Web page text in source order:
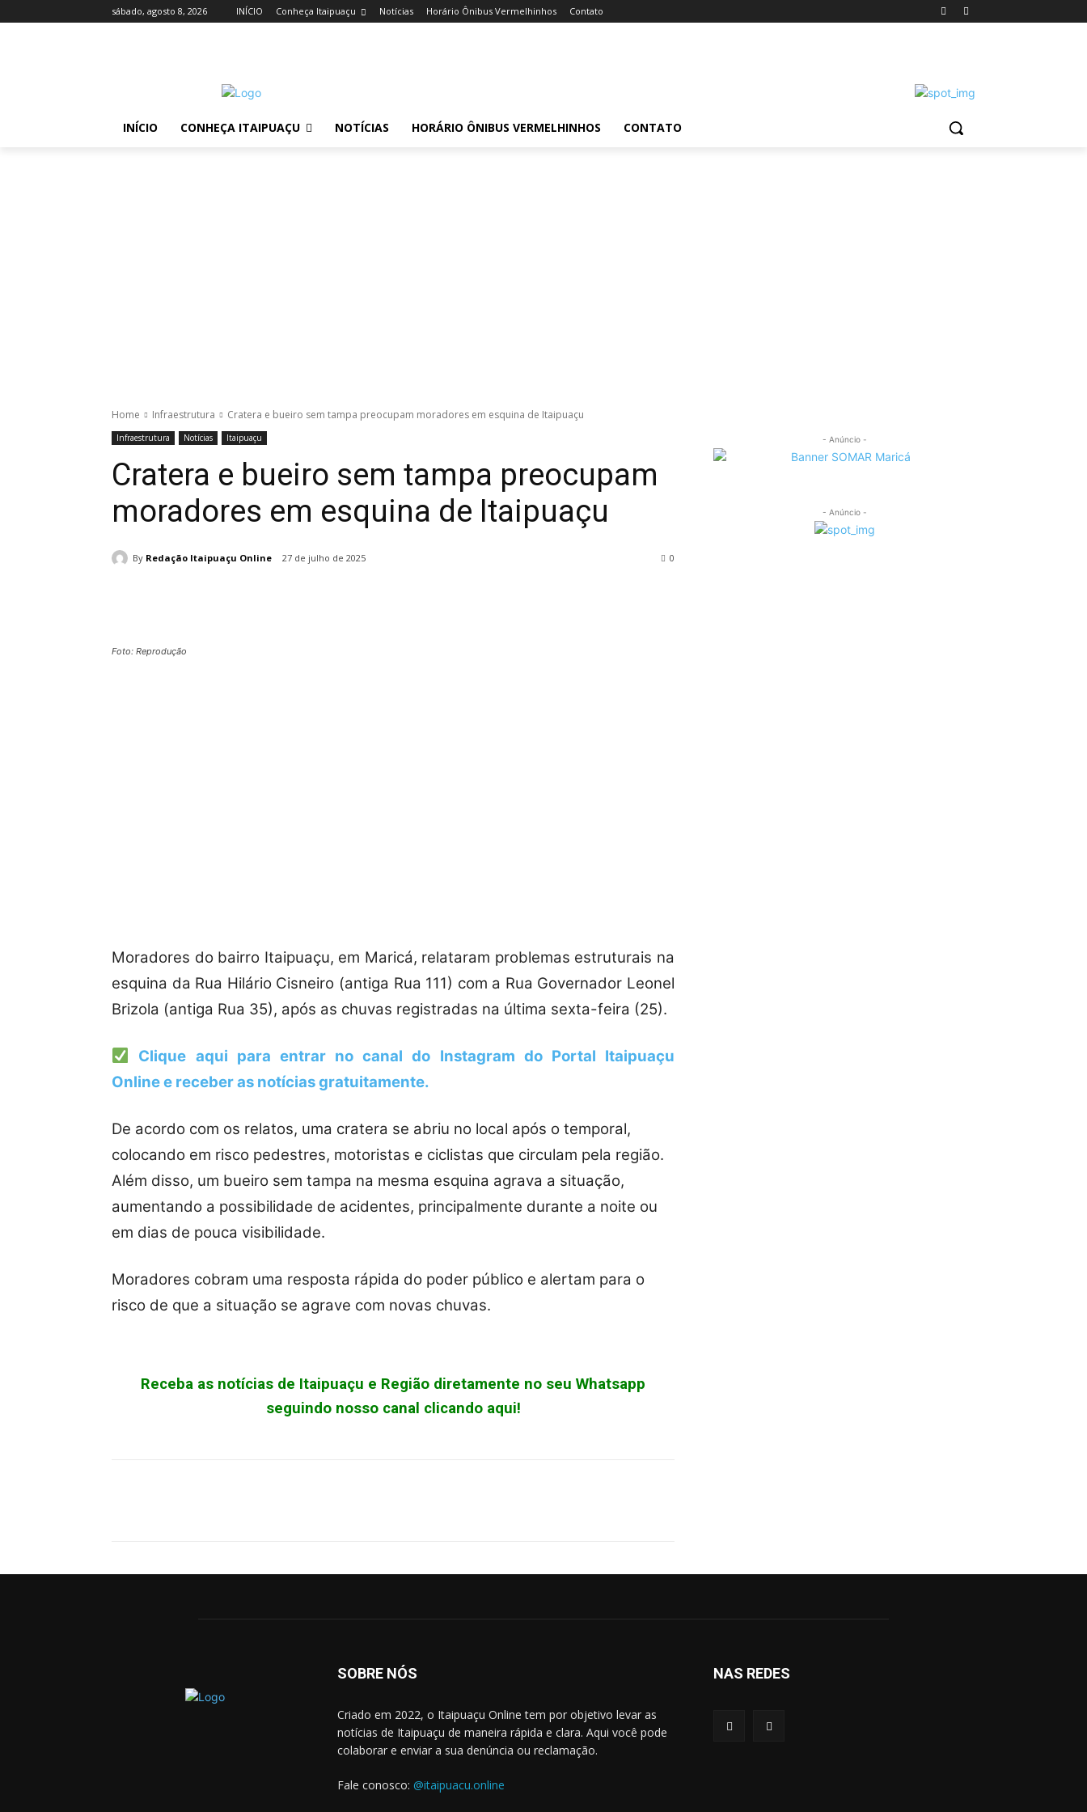
sábado, agosto 8, 2026 INÍCIO Conheça Itaipuaçu Notícias Horário Ônibus Vermelhinhos Contato
INÍCIO CONHEÇA ITAIPUAÇU NOTÍCIAS HORÁRIO ÔNIBUS VERMELHINHOS CONTATO
Home Infraestrutura Cratera e bueiro sem tampa preocupam moradores em esquina de Itaipuaçu
Infraestrutura Notícias Itaipuaçu
Cratera e bueiro sem tampa preocupam
moradores em esquina de Itaipuaçu
By Redação Itaipuaçu Online 27 de julho de 2025 0
Foto: Reprodução
Moradores do bairro Itaipuaçu, em Maricá, relataram problemas estruturais na
esquina da Rua Hilário Cisneiro (antiga Rua 111) com a Rua Governador Leonel
Brizola (antiga Rua 35), após as chuvas registradas na última sexta-feira (25).
Clique aqui para entrar no canal do Instagram do Portal Itaipuaçu
Onlinee receber as notícias gratuitamente.
De acordo com os relatos, uma cratera se abriu no local após o temporal,
colocando em risco pedestres, motoristas e ciclistas que circulam pela região.
Além disso, um bueiro sem tampa na mesma esquina agrava a situação,
aumentando a possibilidade de acidentes, principalmente durante a noite ou
em dias de pouca visibilidade.
Moradores cobram uma resposta rápida do poder público e alertam para o
risco de que a situação se agrave com novas chuvas.
Receba as notícias de Itaipuaçu e Região diretamente no seu Whatsapp
seguindo nosso canal clicando aqui!
- Anúncio -
- Anúncio -
SOBRE NÓS
Criado em 2022, o Itaipuaçu Online tem por objetivo levar as
notícias de Itaipuaçu de maneira rápida e clara. Aqui você pode
colaborar e enviar a sua denúncia ou reclamação.
Fale conosco: @itaipuacu.online
NAS REDES